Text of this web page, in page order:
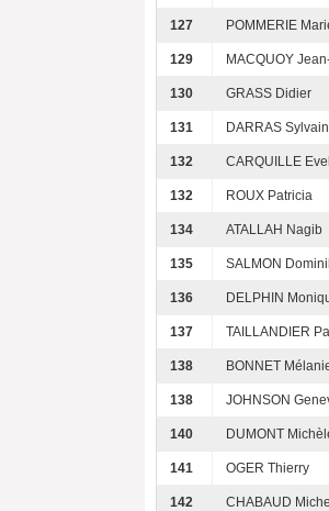
127 POMMERIE
129 MACQUOY
130 GRASS Didier
131 DARRAS
132 CARQUILLE
132 ROUX Patricia
134 ATALLAH Nagib
135 SALMON
136 DELPHIN
137 TAILLANDIER
138 BONNET
138 JOHNSON
140 DUMONT
141 OGER Thierry
142 CHABAUD